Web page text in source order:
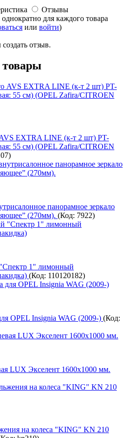
Отзывы
однократно для каждого товара
или войти)
отзыв.
EXTRA LINE (к-т 2 шт) PT-
55 см) (OPEL Zafira/CITROEN
)
панорамное зеркало
(270мм). (Код: 7922)
1" лимонный
(Код: 110120182)
OPEL Insignia WAG (2009-) (Код:
LUX Экселент 1600х1000 мм.
на колеса "KING" KN 210